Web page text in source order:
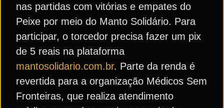
nas partidas com vitórias e empates do
Peixe por meio do Manto Solidário. Para
participar, o torcedor precisa fazer um pix
de 5 reais na plataforma
mantosolidario.com.br. Parte da renda é
revertida para a organização Médicos Sem
Fronteiras, que realiza atendimento